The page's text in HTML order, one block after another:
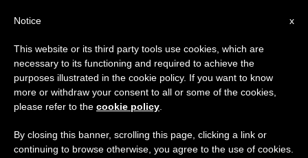
x
Notice
This website or its third party tools use cookies, which are
necessary to its functioning and required to achieve the
purposes illustrated in the cookie policy. If you want to know
more or withdraw your consent to all or some of the cookies,
please refer to the cookie policy
By closing this banner, scrolling this page, clicking a link or
continuing to browse otherwise, you agree to the use of cookies.